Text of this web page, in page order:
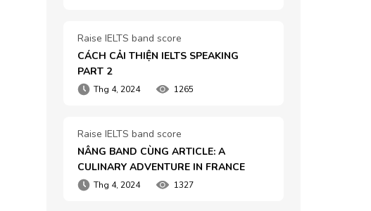
Raise IELTS band score
CÁCH CẢI THIỆN IELTS SPEAKING
PART 2
Thg 4, 2024 1265
Raise IELTS band score
NÂNG BAND CÙNG ARTICLE: A
CULINARY ADVENTURE IN FRANCE
Thg 4, 2024 1327